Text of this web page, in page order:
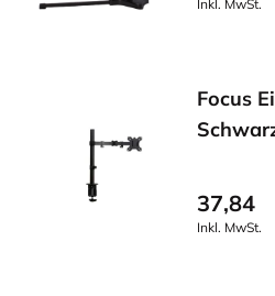
Inkl. MwSt.
Focus
37,84
Inkl. MwSt.